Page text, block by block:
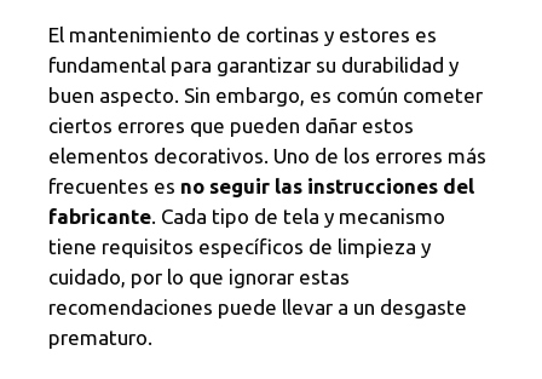
El mantenimiento de cortinas y estores es
fundamental para garantizar su durabilidad y
buen aspecto. Sin embargo, es común cometer
ciertos errores que pueden dañar estos
elementos decorativos. Uno de los errores más
frecuentes es no seguir las instrucciones del
fabricante . Cada tipo de tela y mecanismo
tiene requisitos específicos de limpieza y
cuidado, por lo que ignorar estas
recomendaciones puede llevar a un desgaste
prematuro.